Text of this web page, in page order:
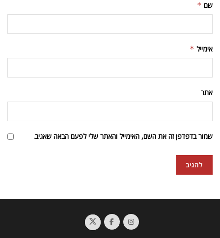
שם *
אימייל *
אתר
שמור בדפדפן זה את השם, האימייל והאתר שלי לפעם הבאה שאגיב.